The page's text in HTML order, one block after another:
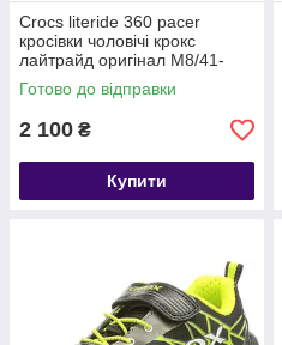
Crocs literide 360 pacer
кросівки чоловічі крокс
лайтрайд оригінал М8/41-
42/27см.
Готово до відправки
2 100 ₴
Купити